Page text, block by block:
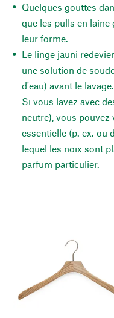
Quelques gouttes
que les pulls en
leur forme.
Le linge jauni
une solution de
d'eau) avant le lavage.
Si vous lavez avec
neutre), vous
essentielle (p. ex. ou
lequel les noix sont
parfum particulier.